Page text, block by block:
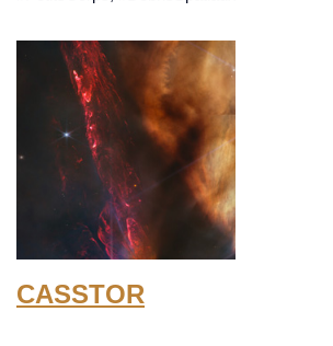
CASSTOR